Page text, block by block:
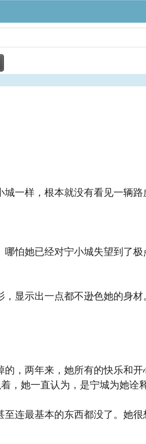
样，根本就没有看见一辆路
她已经对宁小城失望到了极
示出一点都不逊色她的身材
两年来，她所有的快乐和开
，她一直认为，是宁城为她诠
连最基本的东西都没了。她很